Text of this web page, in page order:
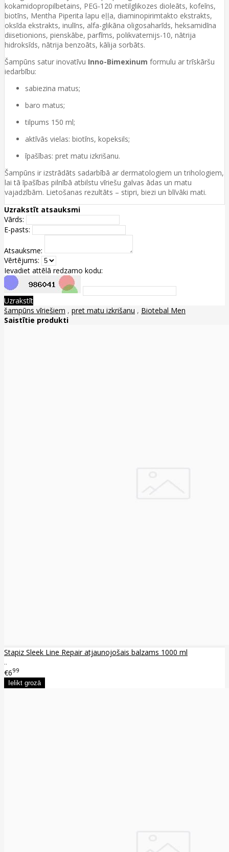
kokamidopropilbetains, PEG-120 metilglikozes dioleāts, kofeīns,
biotīns, Mentha Piperita lapu eļļa, diaminopirimtakto ekstrakts,
oksīda ekstrakts, inulīns, alfa-glikāna oligosaharīds, heksamidīna
diisetionions, pienskābe, parfīms, polikvaternijs-10, nātrija
hidroksīds, nātrija benzoāts, kālija sorbāts.
Šampūns satur inovatīvu Inno-Bimexinum formulu ar trīskāršu
iedarbību:
sabiezina matus;
baro matus;
tilpums 150 ml;
aktīvās vielas: biotīns, kopeksils;
īpašības: pret matu izkrišanu.
Šampūns ir izstrādāts sadarbībā ar dermatologiem un trihologiem,
lai tā īpašības pilnībā atbilstu vīriešu galvas ādas un matu
vajadzībām. Lietošanas rezultāts – stipri, biezi un blīvāki mati.
Uzrakstīt atsauksmi
Vārds:
E-pasts:
Atsauksme:
Vērtējums:
Ievadiet attēlā redzamo kodu:
Uzrakstīt
šampūns vīriešiem , pret matu izkrišanu , Biotebal Men
Saistītie produkti
Stapiz Sleek Line Repair atjaunojošais balzams 1000 ml
..
€699